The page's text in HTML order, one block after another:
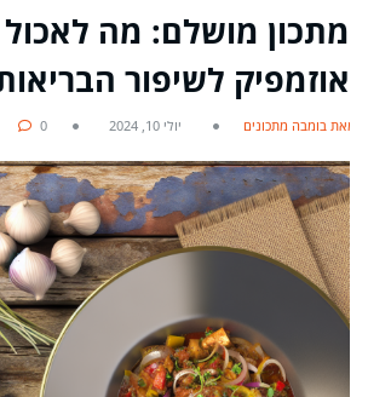
מתכון מושלם: מה
אוזמפיק לשיפור
מאת בומבה מתכונים יולי 10, 2024 0